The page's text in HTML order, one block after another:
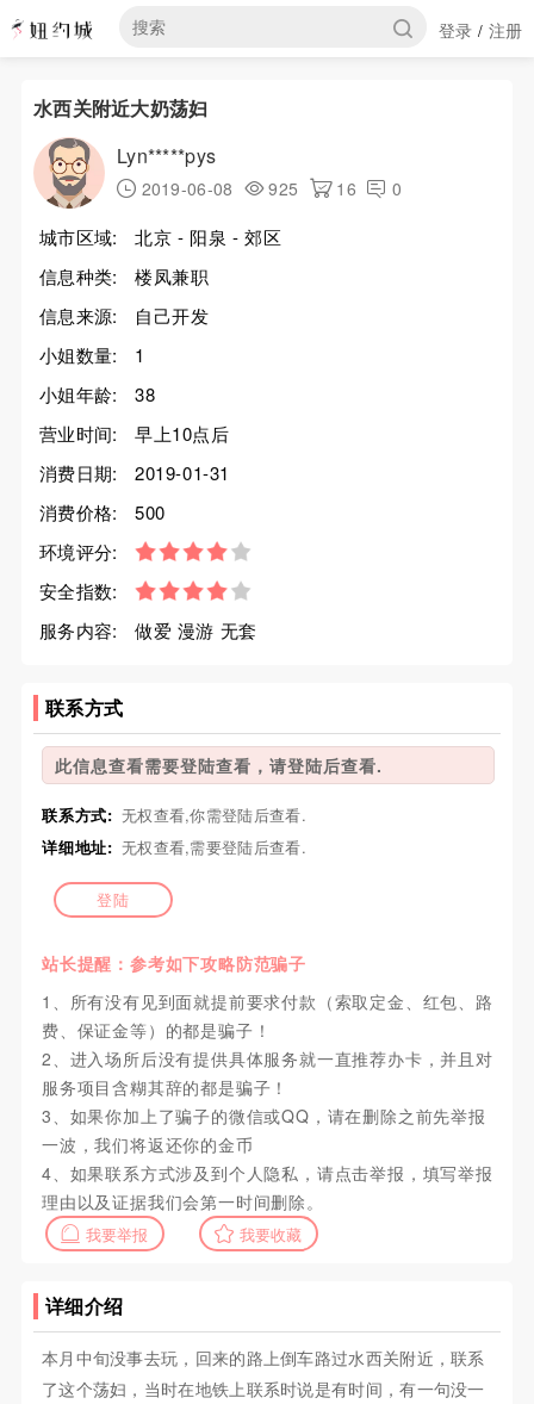
登录 / 注册
水西关附近大奶荡妇
Lyn*****pys
2019-06-08 925 16 0
城市区域:
北京 - 阳泉 - 郊区
信息种类:
楼凤兼职
信息来源:
自己开发
小姐数量:
1
小姐年龄:
38
营业时间:
早上10点后
消费日期:
2019-01-31
消费价格:
500
环境评分:
安全指数:
服务内容:
做爱 漫游 无套
联系方式
此信息查看需要登陆查看，请登陆后查看.
联系方式: 无权查看,你需登陆后查看.
详细地址: 无权查看,需要登陆后查看.
登陆
站长提醒：参考如下攻略防范骗子
1、所有没有见到面就提前要求付款（索取定金、红包、路
费、保证金等）的都是骗子！
2、进入场所后没有提供具体服务就一直推荐办卡，并且对
服务项目含糊其辞的都是骗子！
3、如果你加上了骗子的微信或QQ，请在删除之前先举报
一波，我们将返还你的金币
4、如果联系方式涉及到个人隐私，请点击举报，填写举报
理由以及证据我们会第一时间删除。
我要举报 我要收藏
详细介绍
本月中旬没事去玩，回来的路上倒车路过水西关附近，联系
了这个荡妇，当时在地铁上联系时说是有时间，有一句没一